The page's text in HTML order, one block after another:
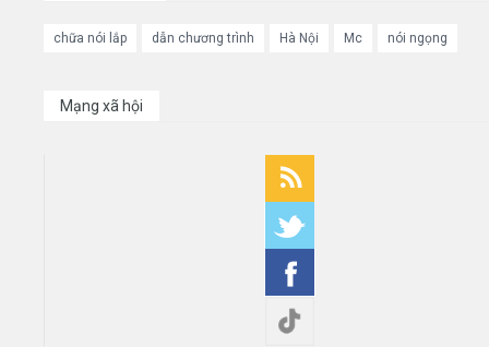
chữa nói lắp dẫn chương trình Hà Nội Mc nói ngọng
Mạng xã hội